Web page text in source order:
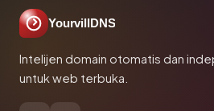
YourvillDNS
Intelijen domain otomatis dan
untuk web terbuka.